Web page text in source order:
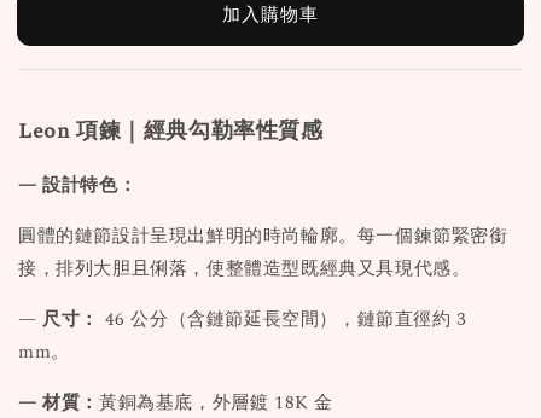
加入購物車
Leon項鍊｜經典勾勒率性質感
— 設計特色：
圓體的鏈節設計呈現出鮮明的時尚輪廓。每一個鍊節緊密銜
接，排列大胆且俐落，使整體造型既經典又具現代感。
—尺寸： 46 公分（含鏈節延長空間），鏈節直徑約 3
mm。
— 材質： 黃銅為基底，外層鍍 18K 金